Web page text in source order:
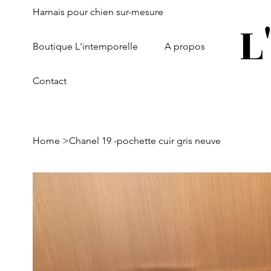
Harnais pour chien sur-mesure
Boutique L'intemporelle A propos
Contact
Home >Chanel 19 -pochette cuir gris neuve